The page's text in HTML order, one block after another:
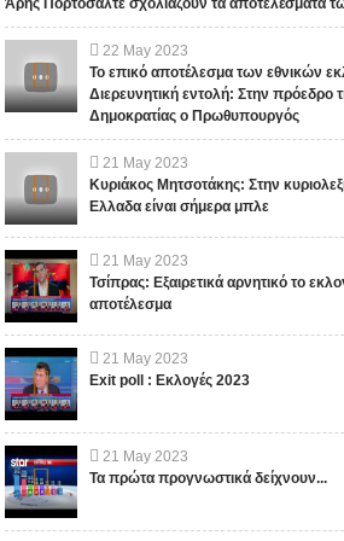
Άρης Πορτοσάλτε σχολιάζουν τα αποτελέσματα
22 May 2023
Το επικό αποτέλεσμα των εθνικών
Διερευνητική εντολή: Στην πρόεδρο
Δημοκρατίας ο Πρωθυπουργός
21 May 2023
Κυριάκος Μητσοτάκης: Στην
Ελλαδα είναι σήμερα μπλε
21 May 2023
Τσίπρας: Εξαιρετικά αρνητικό το
αποτέλεσμα
21 May 2023
Exit poll : Εκλογές 2023
21 May 2023
Τα πρώτα προγνωστικά δείχνουν...